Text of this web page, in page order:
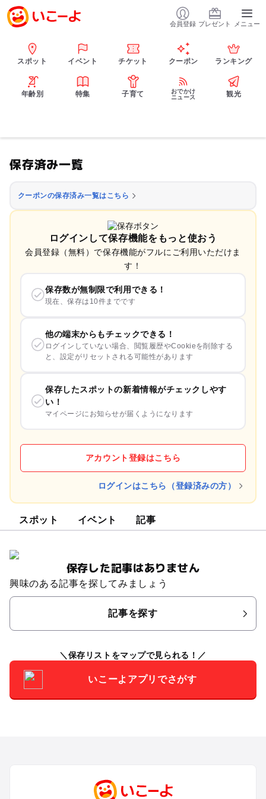
会員登録 プレゼント メニュー
スポット イベント チケット クーポン ランキング
年齢別 特集 子育て
おでかけ
ニュース
観光
保存済み一覧
クーポンの保存済み一覧はこちら
ログインして保存機能をもっと使おう
会員登録（無料）で保存機能がフルにご利用いただけま
す！
保存数が無制限で利用できる！
現在、保存は10件までです
他の端末からもチェックできる！
ログインしていない場合、閲覧履歴やCookieを削除する
と、設定がリセットされる可能性があります
保存したスポットの新着情報がチェックしやす
い！
マイページにお知らせが届くようになります
アカウント登録はこちら
ログインはこちら（登録済みの方）
スポット イベント 記事
保存した記事はありません
興味のある記事を探してみましょう
記事を探す
保存リストをマップで見られる！
いこーよアプリでさがす